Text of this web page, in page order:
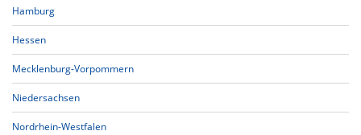
Hamburg
Hessen
Mecklenburg-Vorpommern
Niedersachsen
Nordrhein-Westfalen